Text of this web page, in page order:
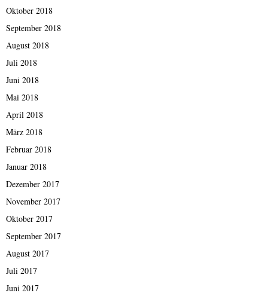
Oktober 2018
September 2018
August 2018
Juli 2018
Juni 2018
Mai 2018
April 2018
März 2018
Februar 2018
Januar 2018
Dezember 2017
November 2017
Oktober 2017
September 2017
August 2017
Juli 2017
Juni 2017